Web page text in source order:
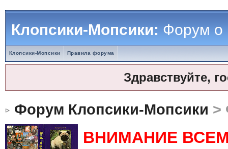
Клопсики-Мопсики:Форум о
Клопсики-Мопсики Правила форума
Здравствуйте,
Форум Клопсики-Мопсики >
ВНИМАНИЕ